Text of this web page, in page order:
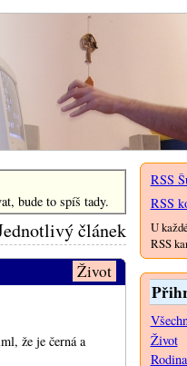
bude to spíš tady.
článek
Život
že je černá a
RSS
RSS
U
RSS
Život